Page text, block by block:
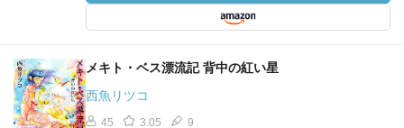
メキト・ベス漂流記 背中の紅い星
西魚リツコ
45 3.05 9